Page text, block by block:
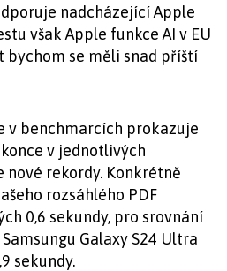
nadcházející Apple
však Apple funkce AI v EU
bychom se měli snad příští
v benchmarcích prokazuje
v jednotlivých
rekordy. Konkrétně
rozsáhlého PDF
0,6 sekundy, pro srovnání
Galaxy S24 Ultra
sekundy.